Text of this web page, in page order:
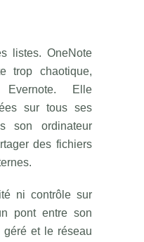
listes. OneNote
trop chaotique,
Elle
sur tous ses
son ordinateur
des fichiers
ni contrôle sur
pont entre son
et le réseau